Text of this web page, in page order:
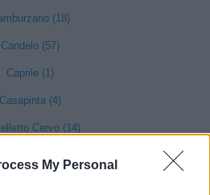
My Personal
(18)
Candelo (57)
Caprile (1)
Casapinta (4)
Cervo (14)